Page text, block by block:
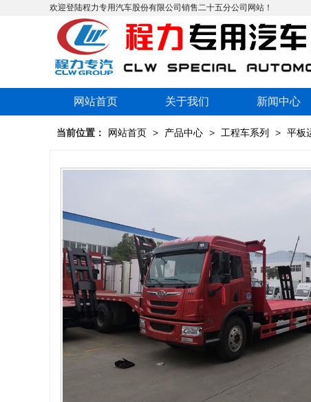
欢迎登陆程力专用汽车股份有限公司销售二十五分公司网站！
网站首页 关于我们 新闻中心
当前位置： 网站首页 > 产品中心 > 工程车系列 > 平板